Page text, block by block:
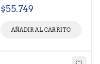
$55.749
AÑADIR AL CARRITO